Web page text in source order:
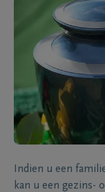
Indien u een
kan u een gezins-